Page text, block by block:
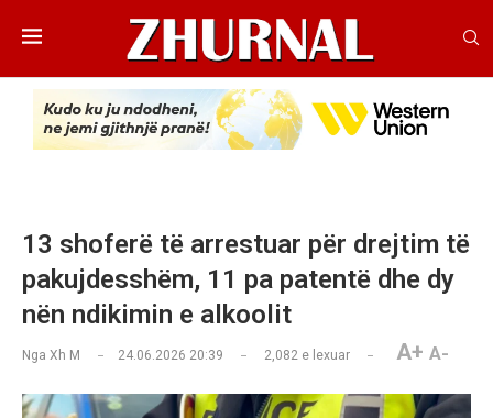
13 shoferë të arrestuar për drejtim të
pakujdesshëm, 11 pa patentë dhe dy
nën ndikimin e alkoolit
Nga Xh M 24.06.2026 20:39 2,082 e lexuar A+ A-